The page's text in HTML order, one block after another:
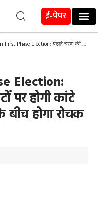
ई-पेपर
पहले चरण की 5 हॉट सीटों पर होगी कांटे की टक्कर, देखिए किसके बीच होगा रोचक मुकाबला
Election:
पर होगी कांटे
होगा रोचक